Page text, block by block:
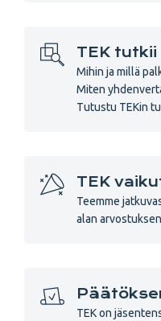
TEK tutkii
Mihin ja millä
Miten
Tutustu TEKin
TEK
Teemme
alan
TEK on